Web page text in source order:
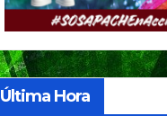
Última Hora